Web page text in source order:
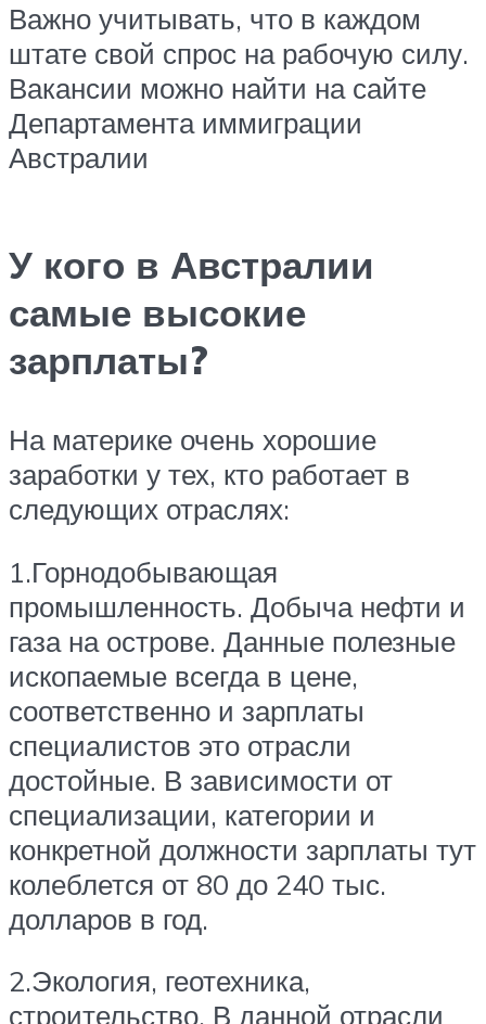
Важно учитывать, что в каждом
штате свой спрос на рабочую силу.
Вакансии можно найти на сайте
Департамента иммиграции
Австралии
У кого в Австралии
самые высокие
зарплаты?
На материке очень хорошие
заработки у тех, кто работает в
следующих отраслях:
1.Горнодобывающая
промышленность. Добыча нефти и
газа на острове. Данные полезные
ископаемые всегда в цене,
соответственно и зарплаты
специалистов это отрасли
достойные. В зависимости от
специализации, категории и
конкретной должности зарплаты тут
колеблется от 80 до 240 тыс.
долларов в год.
2.Экология, геотехника,
строительство. В данной отрасли